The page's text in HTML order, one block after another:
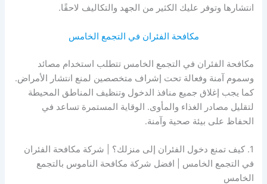
انتشارها وتوفر عليك الكثير من الجهد والتكاليف لاحقًا.
مكافحة الفئران في التجمع الخامس
مكافحة الفئران في التجمع الخامس تتطلب استخدام مصائد
وسموم آمنة وفعالة تحت إشراف متخصصين لمنع انتشار الأمراض.
كما يجب إغلاق جميع منافذ الدخول وتنظيف المناطق المحيطة
لتقليل مصادر الغذاء والمأوى. الوقاية المستمرة تساعد في
الحفاظ على بيئة صحية وآمنة.
1. كيف تمنع دخول الفئران إلى منزلك؟ | شركة مكافحة الفئران
في التجمع الخامس | افضل شركة مكافحة الناموس بالتجمع
الخامس